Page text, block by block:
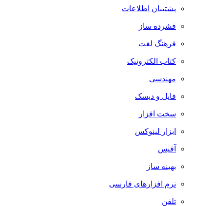
پشتیبان اطلاعات
فشرده ساز
فرهنگ لغت
کتاب الکترونیک
مهندسی
فایل و دیسک
سخت افزار
ابزار لینوکس
آفیس
بهینه ساز
نرم افزارهای فارسی
تلفن